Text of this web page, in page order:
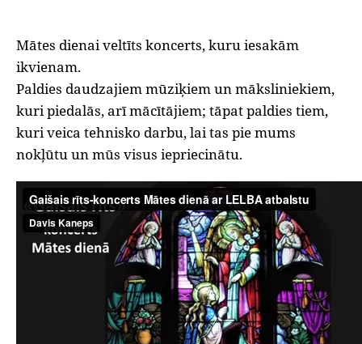
Mātes dienai veltīts koncerts, kuru iesakām
ikvienam.
Paldies daudzajiem mūziķiem un māksliniekiem,
kuri piedalās, arī mācītājiem; tāpat paldies tiem,
kuri veica tehnisko darbu, lai tas pie mums
nokļūtu un mūs visus iepriecinātu.